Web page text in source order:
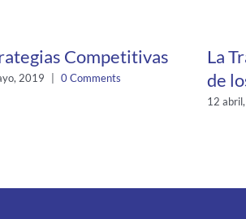
Competitivas
2019 | 0 Comments
La
de
12